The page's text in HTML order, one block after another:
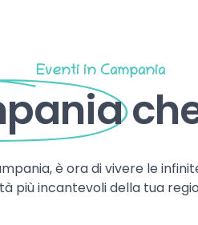
Eventi in Campania
è ora di vivere le
più incantevoli della tua